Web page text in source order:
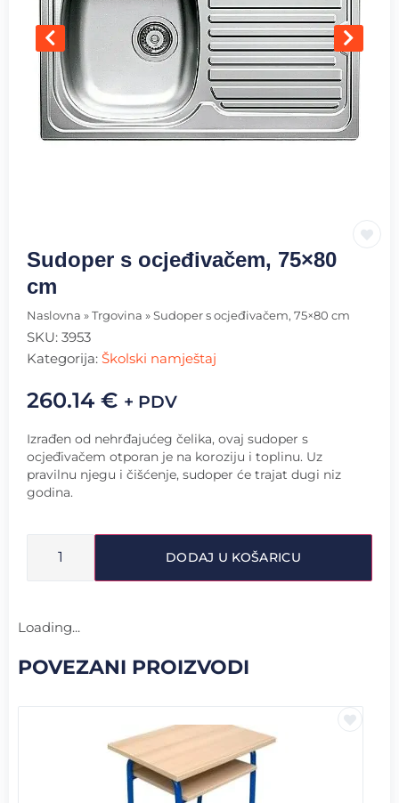
Sudoper s ocjeđivačem, 75×80
cm
Naslovna » Trgovina » Sudoper s ocjeđivačem, 75×80 cm
SKU: 3953
Kategorija: Školski namještaj
260.14 € + PDV
Izrađen od nehrđajućeg čelika, ovaj sudoper s
ocjeđivačem otporan je na koroziju i toplinu. Uz
pravilnu njegu i čišćenje, sudoper će trajat dugi niz
godina.
DODAJ U KOŠARICU
Loading...
POVEZANI PROIZVODI